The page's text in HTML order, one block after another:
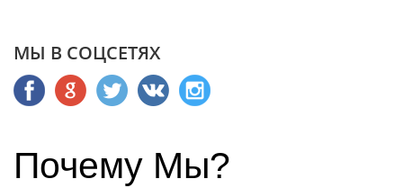
МЫ В СОЦСЕТЯХ
Почему Мы?